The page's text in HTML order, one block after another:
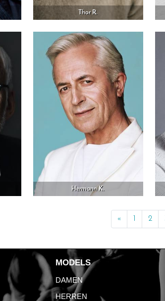
Thor R.
Hermann K.
« 2
MODELS
DAMEN
HERREN